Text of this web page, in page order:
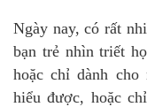
Ngày nay, có rất
bạn trẻ nhìn triết
hoặc chỉ dành
hiểu được, hoặc